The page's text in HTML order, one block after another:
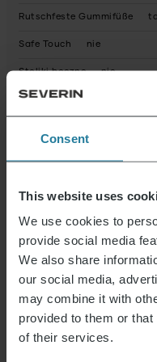
Consent
This website uses
We use cookies to
provide social media
We also share
our social media,
may combine it with
provided to them or
of their services.
Rutschfeste Gummifüße
Safe Touch nie
Stoliki boczne nie
Mikroprzełącznik
Timer nie
Funkcja grilla stołowego
Waga netto (w g) 3071.0